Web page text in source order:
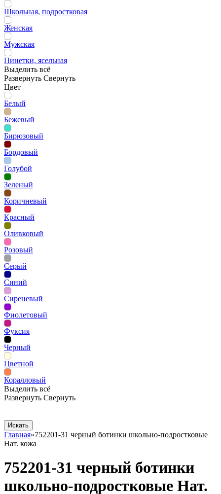
Школьная, подростковая
Женская
Мужская
Пинетки, ясельная
Выделить всё
Развернуть Свернуть
Цвет
Белый
Бежевый
Бирюзовый
Бордовый
Голубой
Зеленый
Коричневый
Красный
Оливковый
Розовый
Серый
Синий
Сиреневый
Фиолетовый
Фуксия
Черный
Цветной
Коралловый
Выделить всё
Развернуть Свернуть
Главная»752201-31 черный ботинки школьно-подростковые
Нат. кожа
752201-31 черный ботинки
школьно-подростковые Нат.